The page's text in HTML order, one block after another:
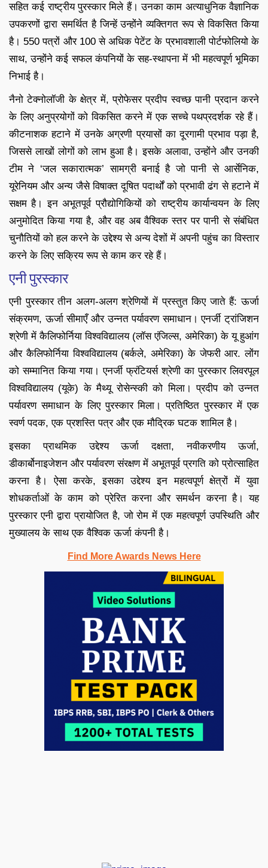
सहित कई राष्ट्रीय पुरस्कार मिले हैं। उनका काम अत्याधुनिक वैज्ञानिक
उपकरणों द्वारा समर्थित है जिन्हें उन्होंने व्यक्तिगत रूप से विकसित किया
है। 550 पत्रों और 100 से अधिक पेटेंट के प्रभावशाली पोर्टफोलियो के
साथ, उन्होंने कई सफल कंपनियों के सह-स्थापना में भी महत्वपूर्ण भूमिका
निभाई है।
नैनो टेक्नोलॉजी के क्षेत्र में, प्रोफेसर प्रदीप स्वच्छ पानी प्रदान करने
के लिए अनुप्रयोगों को विकसित करने में एक सच्चे पथप्रदर्शक रहे हैं।
कीटनाशक हटाने में उनके अग्रणी प्रयासों का दूरगामी प्रभाव पड़ा है,
जिससे लाखों लोगों को लाभ हुआ है। इसके अलावा, उन्होंने और उनकी
टीम ने ‘जल सकारात्मक’ सामग्री बनाई है जो पानी से आर्सेनिक,
यूरेनियम और अन्य जैसे विषाक्त दूषित पदार्थों को प्रभावी ढंग से हटाने में
सक्षम है। इन अभूतपूर्व प्रौद्योगिकियों को राष्ट्रीय कार्यान्वयन के लिए
अनुमोदित किया गया है, और वह अब वैश्विक स्तर पर पानी से संबंधित
चुनौतियों को हल करने के उद्देश्य से अन्य देशों में अपनी पहुंच का विस्तार
करने के लिए सक्रिय रूप से काम कर रहे हैं।
एनी पुरस्कार
एनी पुरस्कार तीन अलग-अलग श्रेणियों में प्रस्तुत किए जाते हैं: ऊर्जा
संक्रमण, ऊर्जा सीमाएँ और उन्नत पर्यावरण समाधान। एनर्जी ट्रांजिशन
श्रेणी में कैलिफोर्निया विश्वविद्यालय (लॉस एंजिल्स, अमेरिका) के यू हुआंग
और कैलिफोर्निया विश्वविद्यालय (बर्कले, अमेरिका) के जेफरी आर. लोंग
को सम्मानित किया गया। एनर्जी फ्रंटियर्स श्रेणी का पुरस्कार लिवरपूल
विश्वविद्यालय (यूके) के मैथ्यू रोसेन्स्की को मिला। प्रदीप को उन्नत
पर्यावरण समाधान के लिए पुरस्कार मिला। प्रतिष्ठित पुरस्कार में एक
स्वर्ण पदक, एक प्रशस्ति पत्र और एक मौद्रिक घटक शामिल है।
इसका प्राथमिक उद्देश्य ऊर्जा दक्षता, नवीकरणीय ऊर्जा,
डीकार्बोनाइजेशन और पर्यावरण संरक्षण में अभूतपूर्व प्रगति को प्रोत्साहित
करना है। ऐसा करके, इसका उद्देश्य इन महत्वपूर्ण क्षेत्रों में युवा
शोधकर्ताओं के काम को प्रेरित करना और समर्थन करना है। यह
पुरस्कार एनी द्वारा प्रायोजित है, जो रोम में एक महत्वपूर्ण उपस्थिति और
मुख्यालय के साथ एक वैश्विक ऊर्जा कंपनी है।
Find More Awards News Here